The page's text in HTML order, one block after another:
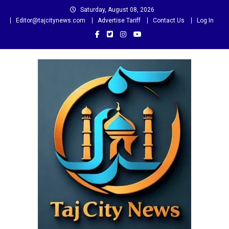
Saturday, August 08, 2026
Editor@tajcitynews.com
Advertise Tariff Contact Us Log In